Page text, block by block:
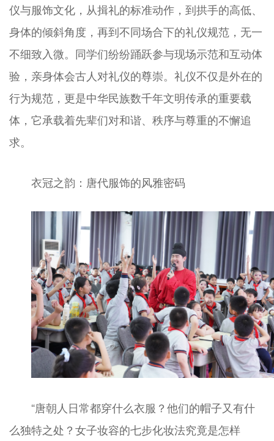
仪与服饰文化，从揖礼的标准动作，到拱手的高低、
身体的倾斜角度，再到不同场合下的礼仪规范，无一
不细致入微。同学们纷纷踊跃参与现场示范和互动体
验，亲身体会古人对礼仪的尊崇。礼仪不仅是外在的
行为规范，更是中华民族数千年文明传承的重要载
体，它承载着先辈们对和谐、秩序与尊重的不懈追
求。
衣冠之韵：唐代服饰的风雅密码
“唐朝人日常都穿什么衣服？他们的帽子又有什
么独特之处？女子妆容的七步化妆法究竟是怎样